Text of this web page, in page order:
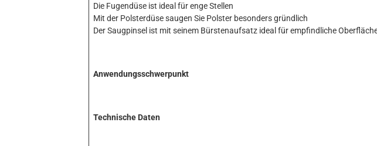
Die Fugendüse ist ideal für enge Stellen
Mit der Polsterdüse saugen Sie Polster besonders gründlich
Der Saugpinsel ist mit seinem Bürstenaufsatz ideal für empfindliche
Anwendungsschwerpunkt
Technische Daten